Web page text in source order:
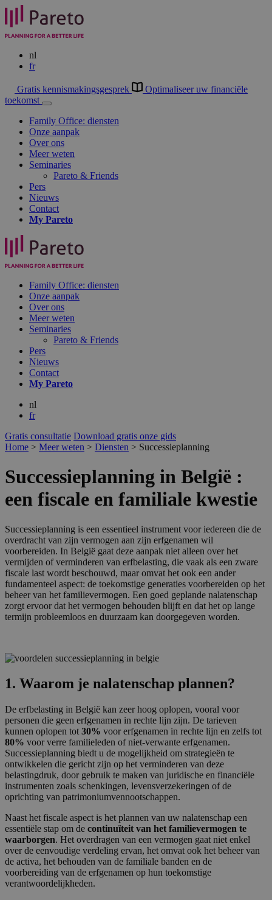
nl
fr
Gratis kennismakingsgesprek
Optimaliseer uw financiële
toekomst
Family Office: diensten
Onze aanpak
Over ons
Meer weten
Seminaries
Pareto & Friends
Pers
Nieuws
Contact
My Pareto
Family Office: diensten
Onze aanpak
Over ons
Meer weten
Seminaries
Pareto & Friends
Pers
Nieuws
Contact
My Pareto
nl
fr
Gratis consultatie Download gratis onze gids
Home > Meer weten > Diensten > Successieplanning
Successieplanning in België :
een fiscale en familiale kwestie
Successieplanning is een essentieel instrument voor iedereen die de
overdracht van zijn vermogen aan zijn erfgenamen wil
voorbereiden. In België gaat deze aanpak niet alleen over het
vermijden of verminderen van erfbelasting, die vaak als een zware
fiscale last wordt beschouwd, maar omvat het ook een ander
fundamenteel aspect: de toekomstige generaties voorbereiden op het
beheer van het familievermogen. Een goed geplande nalatenschap
zorgt ervoor dat het vermogen behouden blijft en dat het op lange
termijn probleemloos en duurzaam kan doorgegeven worden.
1. Waarom je nalatenschap plannen?
De erfbelasting in België kan zeer hoog oplopen, vooral voor
personen die geen erfgenamen in rechte lijn zijn. De tarieven
kunnen oplopen tot 30% voor erfgenamen in rechte lijn en zelfs tot
80% voor verre familieleden of niet-verwante erfgenamen.
Successieplanning biedt u de mogelijkheid om strategieën te
ontwikkelen die gericht zijn op het verminderen van deze
belastingdruk, door gebruik te maken van juridische en financiële
instrumenten zoals schenkingen, levensverzekeringen of de
oprichting van patrimoniumvennootschappen.
Naast het fiscale aspect is het plannen van uw nalatenschap een
essentiële stap om de continuïteit van het familievermogen te
waarborgen. Het overdragen van een vermogen gaat niet enkel
over de eenvoudige verdeling ervan, het omvat ook het beheer van
de activa, het behouden van de familiale banden en de
voorbereiding van de erfgenamen op hun toekomstige
verantwoordelijkheden.